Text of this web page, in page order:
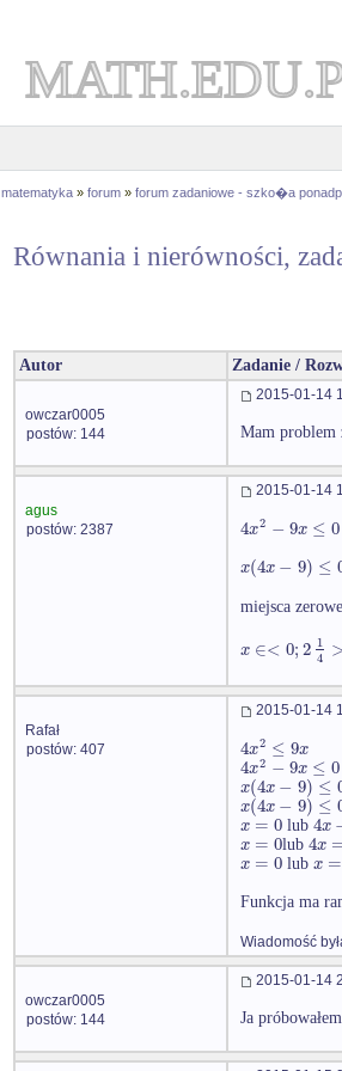
matematyka » forum » forum zadaniowe - szko�a
Równania i nierówności,
Autor Zadanie /
owczar0005
postów: 144
2015-01-14
Mam problem
agus
postów: 2387
2015-01-14
4x2 − 9x ≤ 0
x(4x− 9) ≤
miejsca
x ∈< 0;2 1
4
Rafał
postów: 407
2015-01-14
4x2 ≤ 9x
4x2 − 9x ≤ 0
x(4x− 9) ≤
x(4x− 9) ≤
x= 0 lub4x
x = 0lub4x
x = 0 lubx =
Funkcja ma
Wiadomość
owczar0005
postów: 144
2015-01-14
Ja